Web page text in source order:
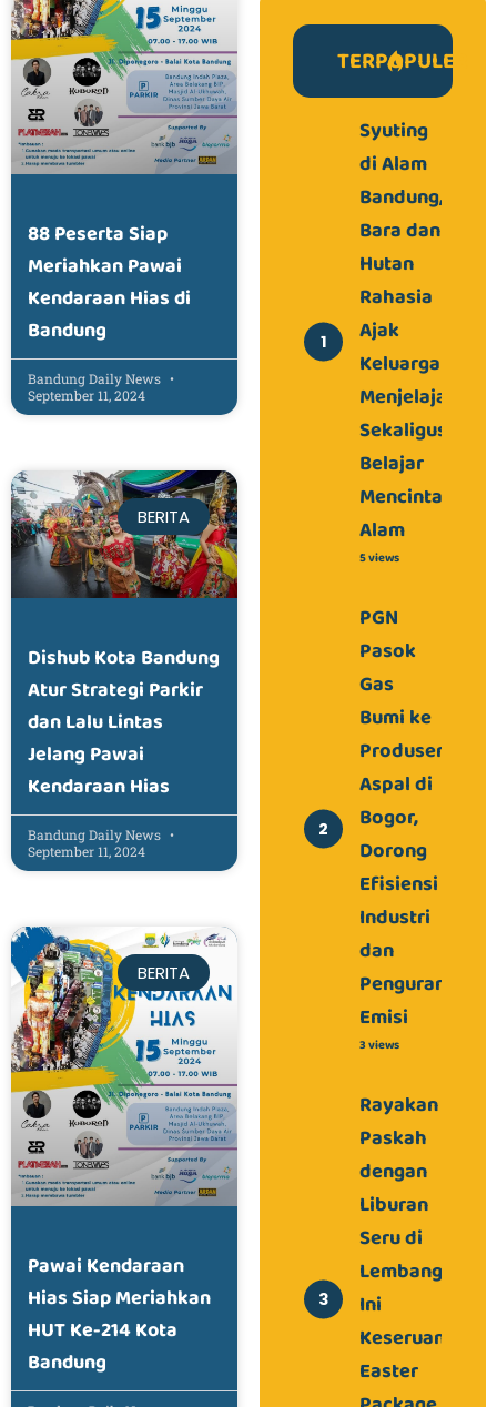
88 Peserta Siap
Meriahkan Pawai
Kendaraan Hias di
Bandung
Bandung Daily News
September 11, 2024
BERITA
Dishub Kota Bandung
Atur Strategi Parkir
dan Lalu Lintas
Jelang Pawai
Kendaraan Hias
Bandung Daily News
September 11, 2024
BERITA
Pawai Kendaraan
Hias Siap Meriahkan
HUT Ke-214 Kota
Bandung
TERPOPULER
Syuting
di Alam
Bandung,
Bara dan
Hutan
Rahasia
Ajak
Keluarga
Menjelajah
Sekaligus
Belajar
Mencintai
Alam
5 views
PGN
Pasok
Gas
Bumi ke
Produsen
Aspal di
Bogor,
Dorong
Efisiensi
Industri
dan
Pengurangan
Emisi
3 views
Rayakan
Paskah
dengan
Liburan
Seru di
Lembang,
Ini
Keseruan
Easter